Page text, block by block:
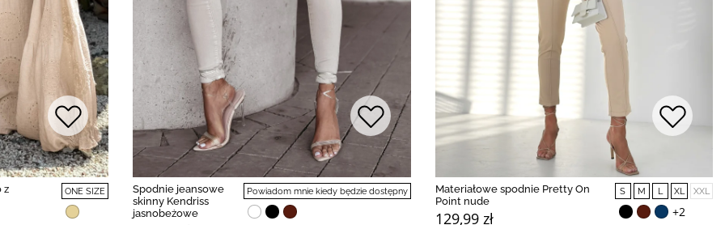
z ONE SIZE
Spodnie jeansowe
skinny Kendriss
jasnobeżowe
Powiadom mnie kiedy będzie dostępny
Materiałowe spodnie Pretty On
Point nude
129,99 zł
S M L XL XXL
+2